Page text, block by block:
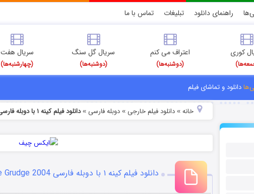
راهنمای دانلود تبلیغات تماس با ما
کوری اعتراف می کنم
(دوشنبه‌ها)
سریال گل سنگ
(دوشنبه‌ها)
سریال هفت
(چهارشنبه‌ها)
دانلود و تماشای فیلم
خانه» دانلود فیلم خارجی » دوبله فارسی »دانلود فیلم کینه ۱ با دوبله فارسی The Grudge 2004
دانلود فیلم کینه ۱ با دوبله فارسی The Grudge 2004